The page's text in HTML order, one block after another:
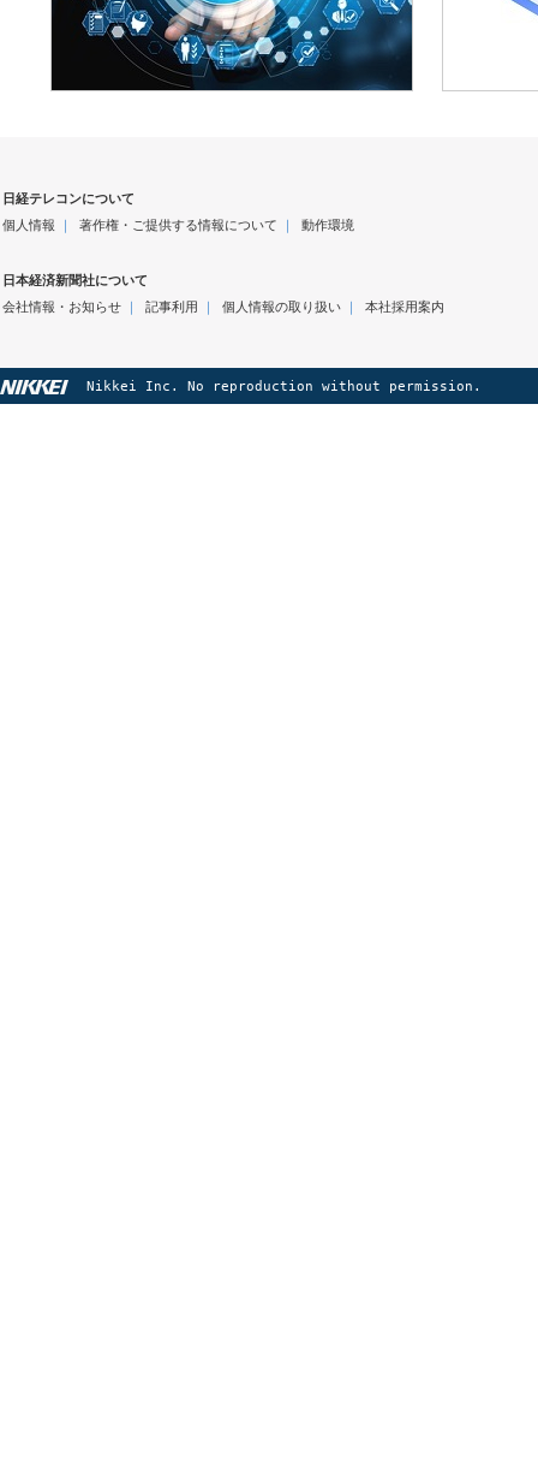
日経テレコンについて
個人情報 ｜ 著作権・ご提供する情報について ｜ 動作環境
日本経済新聞社について
会社情報・お知らせ｜ 記事利用 ｜ 個人情報の取り扱い｜ 本社採用案内
Nikkei Inc. No reproduction without permission.